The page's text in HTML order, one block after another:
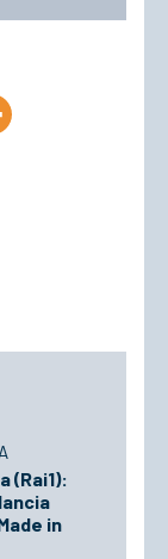
(Rai1):
in